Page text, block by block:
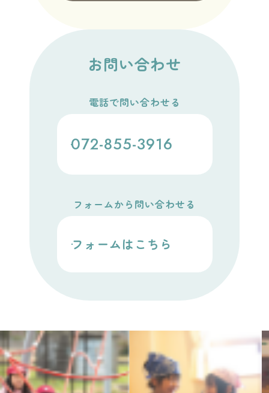
お問い合わせ
電話で問い合わせる
072-855-3916
フォームから問い合わせる
フォームはこちら